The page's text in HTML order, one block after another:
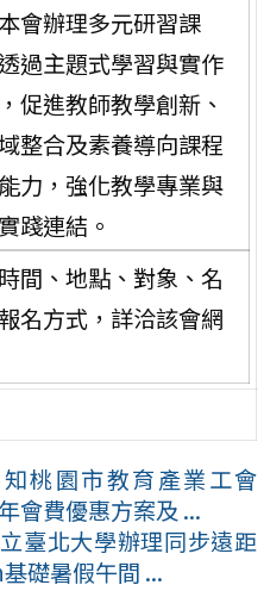
會辦理多元研習課
過主題式學習與實作
促進教師教學創新、
整合及素養導向課程
力，強化教學專業與
踐連結。
間、地點、對象、名
名方式，詳洽該會網
桃園市教育產業工會
會費優惠方案及 ...
臺北大學辦理同步遠距
礎暑假午間 ...